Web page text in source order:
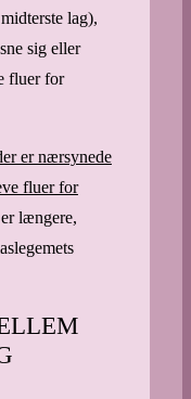
lag),
sig eller
fluer for
er nærsynede
fluer for
længere,